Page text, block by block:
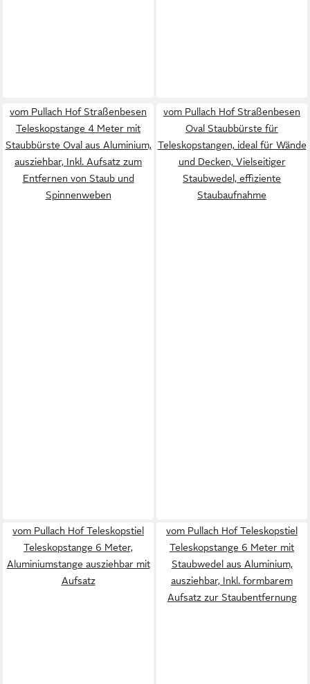
vom Pullach Hof Straßenbesen
Teleskopstange 4 Meter mit
Staubbürste Oval aus Aluminium,
ausziehbar, Inkl. Aufsatz zum
Entfernen von Staub und
Spinnenweben
vom Pullach Hof Straßenbesen
Oval Staubbürste für
Teleskopstangen, ideal für Wände
und Decken, Vielseitiger
Staubwedel, effiziente
Staubaufnahme
vom Pullach Hof Teleskopstiel
Teleskopstange 6 Meter,
Aluminiumstange ausziehbar mit
Aufsatz
vom Pullach Hof Teleskopstiel
Teleskopstange 6 Meter mit
Staubwedel aus Aluminium,
ausziehbar, Inkl. formbarem
Aufsatz zur Staubentfernung